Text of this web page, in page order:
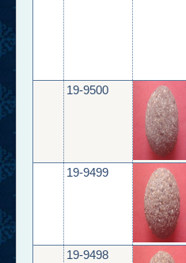
19-9500
19-9499
19-9498